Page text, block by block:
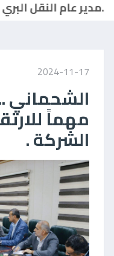
2024-11-17
الشحماني
مهماً
الشركة .